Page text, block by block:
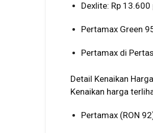
Dexlite: Rp
Pertamax Green
Pertamax di
Detail Kenaikan
Kenaikan harga
Pertamax (RON